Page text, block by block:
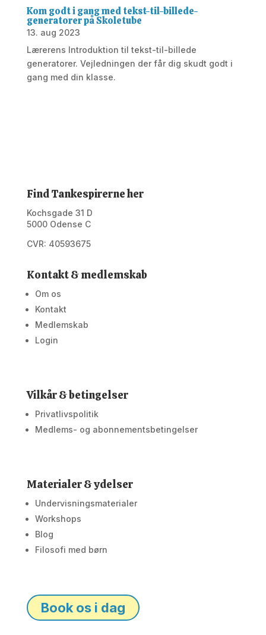
Kom godt i gang med tekst-til-billede-
generatorer på Skoletube
13. aug 2023
Lærerens Introduktion til tekst-til-billede
generatorer. Vejledningen der får dig skudt godt i
gang med din klasse.
Find Tankespirerne her
Kochsgade 31 D
5000 Odense C
CVR: 40593675
Kontakt & medlemskab
Om os
Kontakt
Medlemskab
Login
Vilkår & betingelser
Privatlivspolitik
Medlems- og abonnementsbetingelser
Materialer & ydelser
Undervisningsmaterialer
Workshops
Blog
Filosofi med børn
Book os i dag